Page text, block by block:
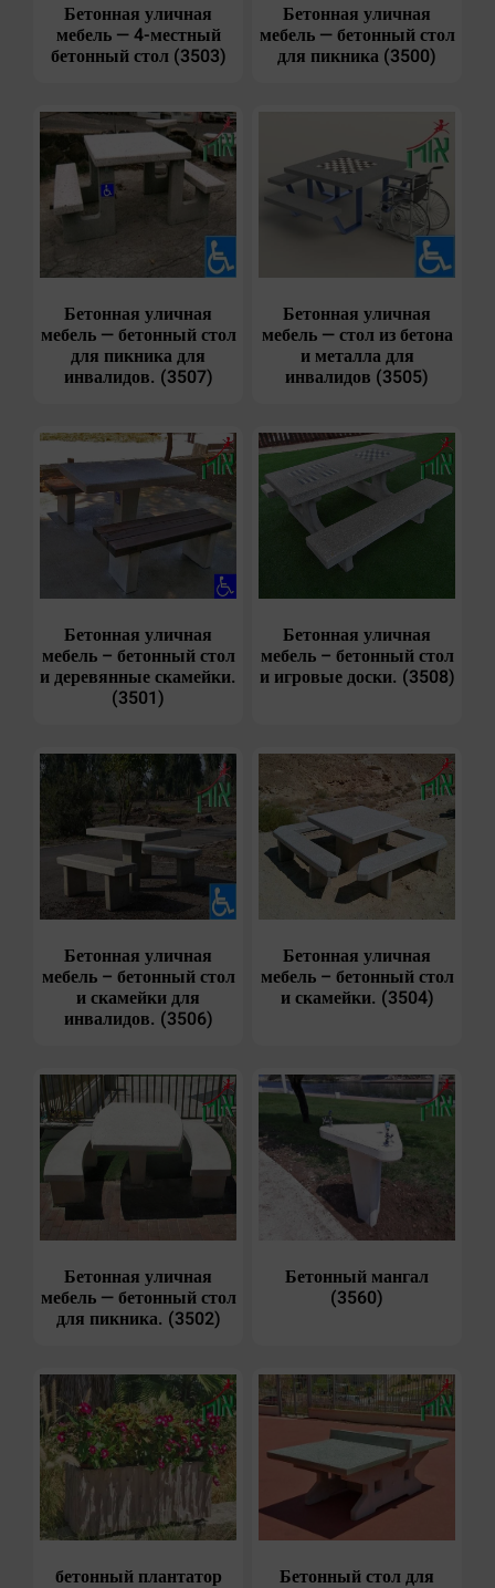
Бетонная уличная
мебель — 4-местный
бетонный стол (3503)
Бетонная уличная
мебель — бетонный стол
для пикника (3500)
Бетонная уличная
мебель — бетонный стол
для пикника для
инвалидов. (3507)
Бетонная уличная
мебель — стол из бетона
и металла для
инвалидов (3505)
Бетонная уличная
мебель – бетонный стол
и деревянные скамейки.
(3501)
Бетонная уличная
мебель – бетонный стол
и игровые доски. (3508)
Бетонная уличная
мебель – бетонный стол
и скамейки для
инвалидов. (3506)
Бетонная уличная
мебель – бетонный стол
и скамейки. (3504)
Бетонная уличная
мебель — бетонный стол
для пикника. (3502)
Бетонный мангал
(3560)
бетонный плантатор Бетонный стол для